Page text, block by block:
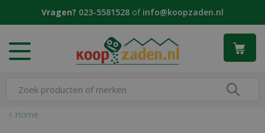
Home
Vragen? 023-5581528 of info@koopzaden.nl